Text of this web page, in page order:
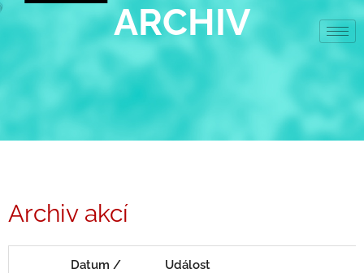
ARCHIV
Archiv akcí
Datum /
Událost